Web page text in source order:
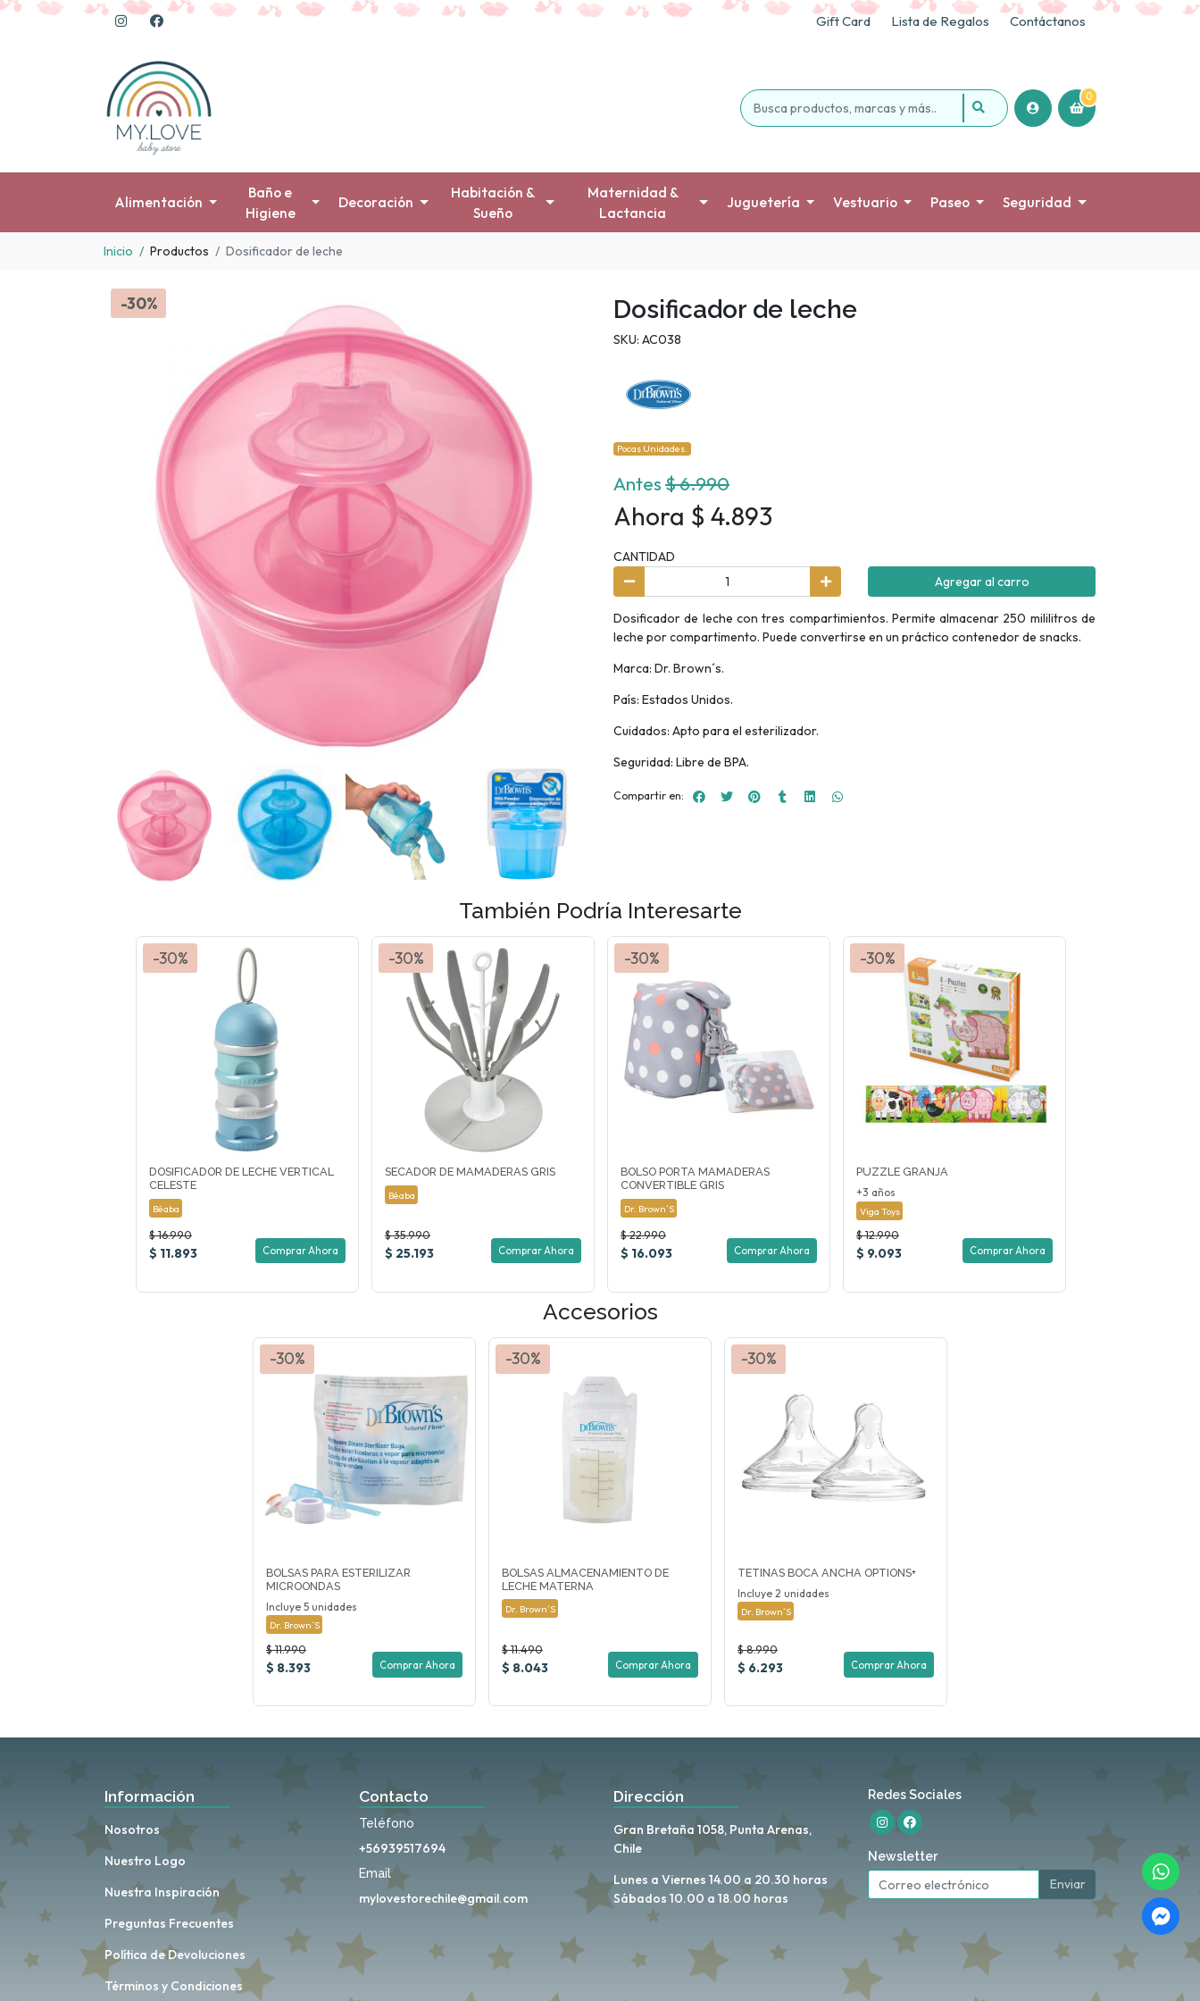
Gift Card Lista de Regalos Contáctanos
0
Alimentación
Baño e
Higiene
Decoración
Habitación &
Sueño
Maternidad &
Lactancia
Juguetería Vestuario Paseo Seguridad
Inicio Productos Dosificador de leche
-30% Dosificador de leche
SKU: AC038
Pocas Unidades.
Antes$ 6.990
Ahora $ 4.893
CANTIDAD
Agregar al carro
Dosificador de leche con tres compartimientos. Permite almacenar 250 mililitros de
leche por compartimento. Puede convertirse en un práctico contenedor de snacks.
Marca: Dr. Brown´s.
País: Estados Unidos.
Cuidados: Apto para el esterilizador.
Seguridad: Libre de BPA.
Compartir en:
También Podría Interesarte
-30%
DOSIFICADOR DE LECHE VERTICAL
CELESTE
Béaba
$ 16.990
$ 11.893 Comprar Ahora
-30%
SECADOR DE MAMADERAS GRIS
Béaba
$ 35.990
$ 25.193 Comprar Ahora
-30%
BOLSO PORTA MAMADERAS
CONVERTIBLE GRIS
Dr. Brown´s
$ 22.990
$ 16.093 Comprar Ahora
-30%
PUZZLE GRANJA
+3 años
Viga Toys
$ 12.990
$ 9.093 Comprar Ahora
Accesorios
-30%
BOLSAS PARA ESTERILIZAR
MICROONDAS
Incluye 5 unidades
Dr. Brown´s
$ 11.990
$ 8.393 Comprar Ahora
-30%
BOLSAS ALMACENAMIENTO DE
LECHE MATERNA
Dr. Brown´s
$ 11.490
$ 8.043 Comprar Ahora
-30%
TETINAS BOCA ANCHA OPTIONS+
Incluye 2 unidades
Dr. Brown´s
$ 8.990
$ 6.293 Comprar Ahora
Información
Nosotros
Nuestro Logo
Nuestra Inspiración
Preguntas Frecuentes
Política de Devoluciones
Términos y Condiciones
Contacto
Teléfono
+56939517694
Email
mylovestorechile@gmail.com
Dirección
Gran Bretaña 1058, Punta Arenas,
Chile
Lunes a Viernes 14.00 a 20.30 horas
Sábados 10.00 a 18.00 horas
Redes Sociales
Newsletter
Enviar